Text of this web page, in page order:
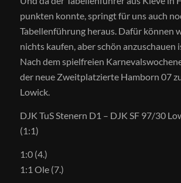
punkten konnte, springt für uns auch
Tabellenführung heraus. Dafür können
nichts kaufen, aber schön anzuschauen
Nach dem spielfreien
der neue Zweitplatzierte Hamborn 07
Lowick.
DJK TuS Stenern D1 – DJK SF 97/30
(1:1)
1:0 (4.)
1:1 Ole (7.)